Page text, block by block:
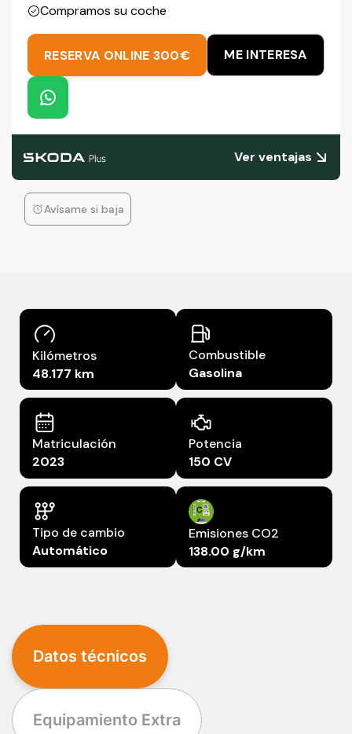
Compramos su coche
RESERVA ONLINE 300€ ME INTERESA
Ver ventajas
Avísame si baja
Kilómetros
48.177 km
Combustible
Gasolina
Matriculación
2023
Potencia
150 CV
Tipo de cambio
Automático
Emisiones CO2
138.00 g/km
Datos técnicos
Equipamiento Extra